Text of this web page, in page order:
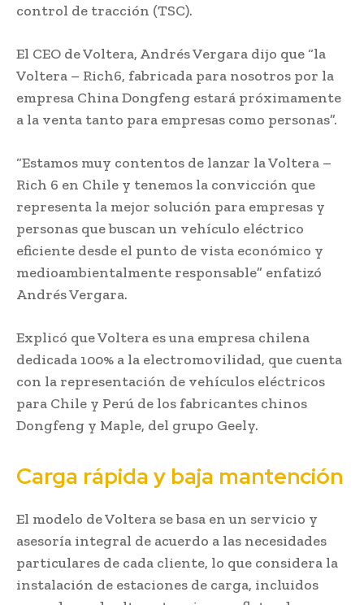
control de tracción (TSC).
El CEO de Voltera, Andrés Vergara dijo que “la
Voltera – Rich6, fabricada para nosotros por la
empresa China Dongfeng estará próximamente
a la venta tanto para empresas como personas”.
“Estamos muy contentos de lanzar la Voltera –
Rich 6 en Chile y tenemos la convicción que
representa la mejor solución para empresas y
personas que buscan un vehículo eléctrico
eficiente desde el punto de vista económico y
medioambientalmente responsable” enfatizó
Andrés Vergara.
Explicó que Voltera es una empresa chilena
dedicada 100% a la electromovilidad, que cuenta
con la representación de vehículos eléctricos
para Chile y Perú de los fabricantes chinos
Dongfeng y Maple, del grupo Geely.
Carga rápida y baja mantención
El modelo de Voltera se basa en un servicio y
asesoría integral de acuerdo a las necesidades
particulares de cada cliente, lo que considera la
instalación de estaciones de carga, incluidos